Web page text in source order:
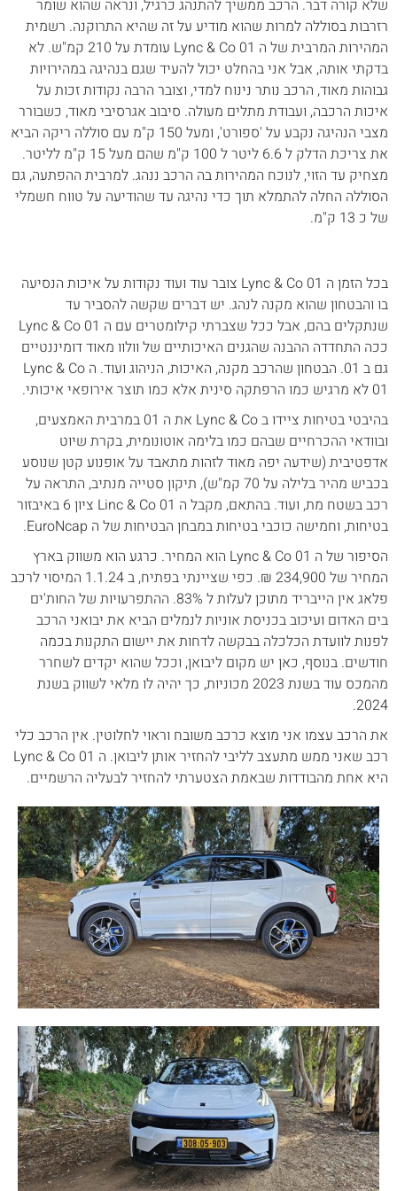
שלא קורה דבר. הרכב ממשיך להתנהג כרגיל, ונראה שהוא שומר
רזרבות בסוללה למרות שהוא מודיע על זה שהיא התרוקנה. רשמית
המהירות המרבית של ה Lync & Co 01 עומדת על 210 קמ"ש. לא
בדקתי אותה, אבל אני בהחלט יכול להעיד שגם בנהיגה במהירויות
גבוהות מאוד, הרכב נותר נינוח למדי, וצובר הרבה נקודות זכות על
איכות הרכבה, ועבודת מתלים מעולה. סיבוב אגרסיבי מאוד, כשבורר
מצבי הנהיגה נקבע על 'ספורט', ומעל 150 ק"מ עם סוללה ריקה הביא
את צריכת הדלק ל 6.6 ליטר ל 100 ק"מ שהם מעל 15 ק"מ לליטר.
מצחיק עד הזוי, לנוכח המהירות בה הרכב ננהג. למרבית ההפתעה, גם
הסוללה החלה להתמלא תוך כדי נהיגה עד שהודיעה על טווח חשמלי
של כ 13 ק"מ.
בכל הזמן ה Lync & Co 01 צובר עוד ועוד נקודות על איכות הנסיעה
בו והבטחון שהוא מקנה לנהג. יש דברים שקשה להסביר עד
שנתקלים בהם, אבל ככל שצברתי קילומטרים עם ה Lync & Co 01
ככה התחדדה ההבנה שהגנים האיכותיים של וולוו מאוד דומיננטיים
גם ב 01. הבטחון שהרכב מקנה, האיכות, הניהוג ועוד. ה Lync & Co
01 לא מרגיש כמו הרפתקה סינית אלא כמו תוצר אירופאי איכותי.
בהיבטי בטיחות ציידו ב Lync & Co את ה 01 במרבית האמצעים,
ובוודאי ההכרחיים שבהם כמו בלימה אוטונומית, בקרת שיוט
אדפטיבית (שידעה יפה מאוד לזהות מתאבד על אופנוע קטן שנוסע
בכביש מהיר בלילה על 70 קמ"ש), תיקון סטייה מנתיב, התראה על
רכב בשטח מת, ועוד. בהתאם, מקבל ה Linc & Co 01 ציון 6 באיבזור
בטיחות, וחמישה כוכבי בטיחות במבחן הבטיחות של ה EuroNcap.
הסיפור של ה Lync & Co 01 הוא המחיר. כרגע הוא משווק בארץ
המחיר של 234,900 ₪. כפי שציינתי בפתיח, ב 1.1.24 המיסוי לרכב
פלאג אין הייבריד מתוכן לעלות ל 83%. ההתפרעויות של החות'ים
בים האדום ועיכוב בכניסת אוניות לנמלים הביא את יבואני הרכב
לפנות לוועדת הכלכלה בבקשה לדחות את יישום התקנות בכמה
חודשים. בנוסף, כאן יש מקום ליבואן, וככל שהוא יקדים לשחרר
מהמכס עוד בשנת 2023 מכוניות, כך יהיה לו מלאי לשווק בשנת
2024.
את הרכב עצמו אני מוצא כרכב משובח וראוי לחלוטין. אין הרכב כלי
רכב שאני ממש מתעצב לליבי להחזיר אותן ליבואן. ה Lync & Co 01
היא אחת מהבודדות שבאמת הצטערתי להחזיר לבעליה הרשמיים.